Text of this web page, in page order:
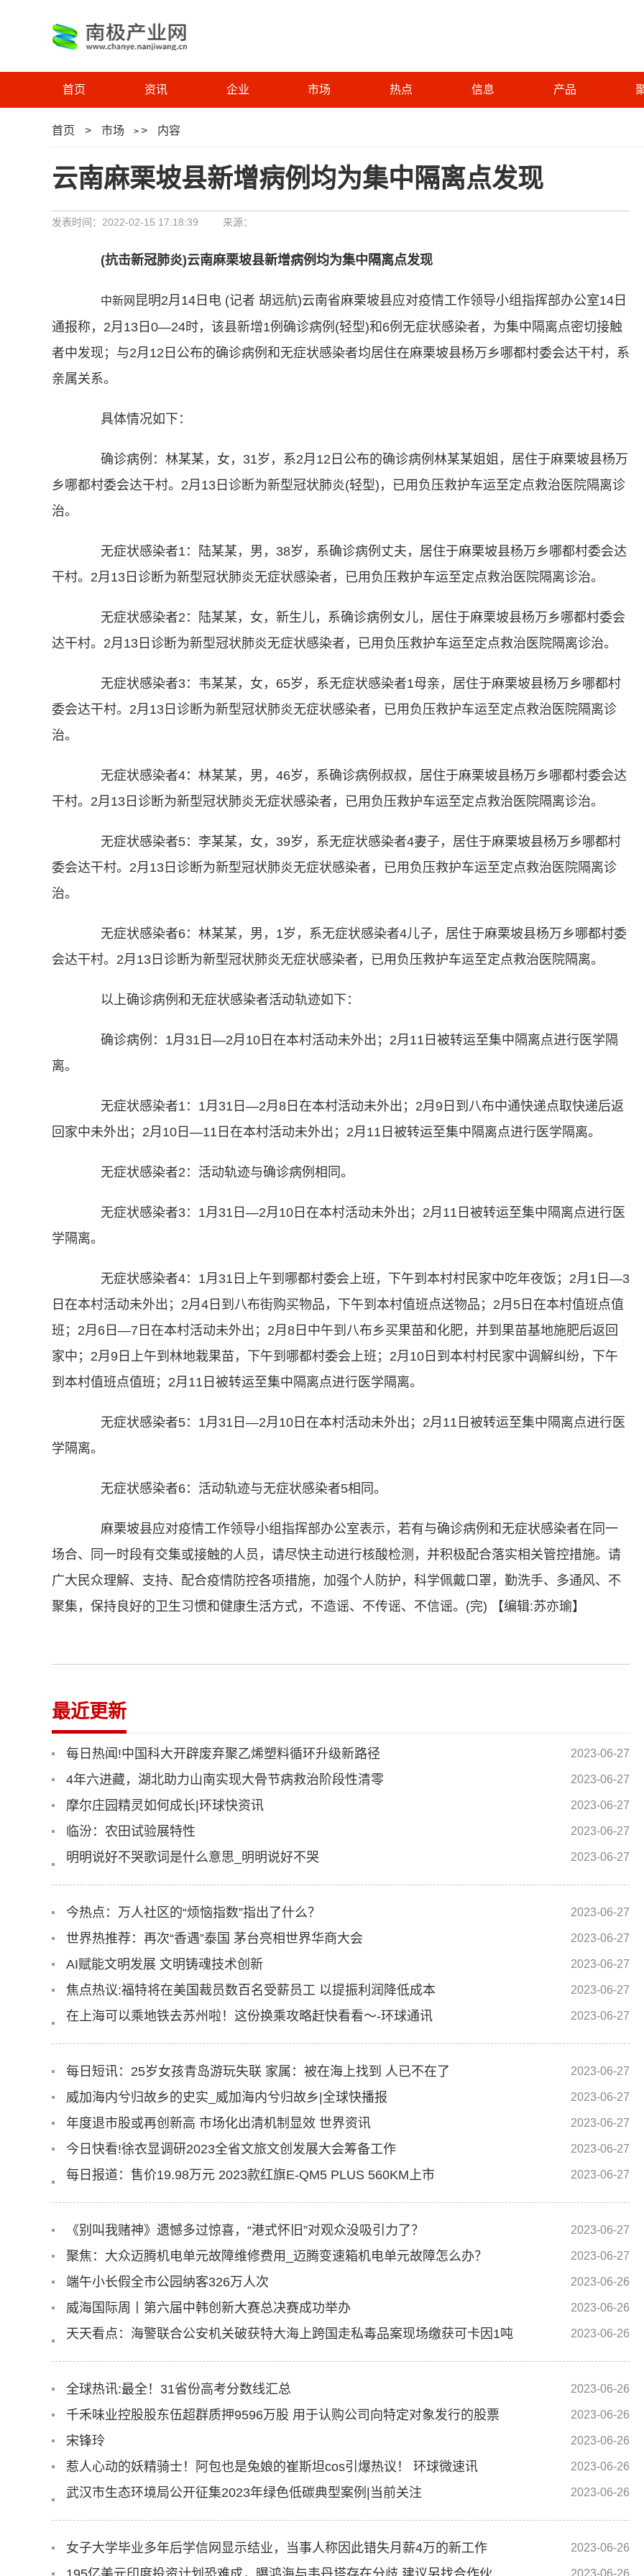
首页 资讯 企业 市场 热点 信息 产品
首页 > 市场 > > 内容
云南麻栗坡县新增病例均为集中隔离点发现
发表时间：2022-02-15 17:18:39 来源：
(抗击新冠肺炎)云南麻栗坡县新增病例均为集中隔离点发现
中新网 昆明2月14日电 (记者 胡远航)云南省麻栗坡县应对疫情工作领导小组指挥部办公室14日
通报称，2月13日0—24时，该县新增1例确诊病例(轻型)和6例无症状感染者，为集中隔离点密切接触
者中发现；与2月12日公布的确诊病例和无症状感染者均居住在麻栗坡县杨万乡哪都村委会达干村，系
亲属关系。
具体情况如下：
确诊病例：林某某，女，31岁，系2月12日公布的确诊病例林某某姐姐，居住于麻栗坡县杨万
乡哪都村委会达干村。2月13日诊断为新型冠状肺炎(轻型)，已用负压救护车运至定点救治医院隔离诊
治。
无症状感染者1：陆某某，男，38岁，系确诊病例丈夫，居住于麻栗坡县杨万乡哪都村委会达
干村。2月13日诊断为新型冠状肺炎无症状感染者，已用负压救护车运至定点救治医院隔离诊治。
无症状感染者2：陆某某，女，新生儿，系确诊病例女儿，居住于麻栗坡县杨万乡哪都村委会
达干村。2月13日诊断为新型冠状肺炎无症状感染者，已用负压救护车运至定点救治医院隔离诊治。
无症状感染者3：韦某某，女，65岁，系无症状感染者1母亲，居住于麻栗坡县杨万乡哪都村
委会达干村。2月13日诊断为新型冠状肺炎无症状感染者，已用负压救护车运至定点救治医院隔离诊
治。
无症状感染者4：林某某，男，46岁，系确诊病例叔叔，居住于麻栗坡县杨万乡哪都村委会达
干村。2月13日诊断为新型冠状肺炎无症状感染者，已用负压救护车运至定点救治医院隔离诊治。
无症状感染者5：李某某，女，39岁，系无症状感染者4妻子，居住于麻栗坡县杨万乡哪都村
委会达干村。2月13日诊断为新型冠状肺炎无症状感染者，已用负压救护车运至定点救治医院隔离诊
治。
无症状感染者6：林某某，男，1岁，系无症状感染者4儿子，居住于麻栗坡县杨万乡哪都村委
会达干村。2月13日诊断为新型冠状肺炎无症状感染者，已用负压救护车运至定点救治医院隔离。
以上确诊病例和无症状感染者活动轨迹如下：
确诊病例：1月31日—2月10日在本村活动未外出；2月11日被转运至集中隔离点进行医学隔
离。
无症状感染者1：1月31日—2月8日在本村活动未外出；2月9日到八布中通快递点取快递后返
回家中未外出；2月10日—11日在本村活动未外出；2月11日被转运至集中隔离点进行医学隔离。
无症状感染者2：活动轨迹与确诊病例相同。
无症状感染者3：1月31日—2月10日在本村活动未外出；2月11日被转运至集中隔离点进行医
学隔离。
无症状感染者4：1月31日上午到哪都村委会上班，下午到本村村民家中吃年夜饭；2月1日—3
日在本村活动未外出；2月4日到八布街购买物品，下午到本村值班点送物品；2月5日在本村值班点值
班；2月6日—7日在本村活动未外出；2月8日中午到八布乡买果苗和化肥，并到果苗基地施肥后返回
家中；2月9日上午到林地栽果苗，下午到哪都村委会上班；2月10日到本村村民家中调解纠纷，下午
到本村值班点值班；2月11日被转运至集中隔离点进行医学隔离。
无症状感染者5：1月31日—2月10日在本村活动未外出；2月11日被转运至集中隔离点进行医
学隔离。
无症状感染者6：活动轨迹与无症状感染者5相同。
麻栗坡县应对疫情工作领导小组指挥部办公室表示，若有与确诊病例和无症状感染者在同一
场合、同一时段有交集或接触的人员，请尽快主动进行核酸检测，并积极配合落实相关管控措施。请
广大民众理解、支持、配合疫情防控各项措施，加强个人防护，科学佩戴口罩，勤洗手、多通风、不
聚集，保持良好的卫生习惯和健康生活方式，不造谣、不传谣、不信谣。(完)
【编辑:苏亦瑜】
最近更新
每日热闻!中国科大开辟废弃聚乙烯塑料循环升级新路径 2023-06-27
4年六进藏，湖北助力山南实现大骨节病救治阶段性清零 2023-06-27
摩尔庄园精灵如何成长|环球快资讯 2023-06-27
临汾：农田试验展特性 2023-06-27
明明说好不哭歌词是什么意思_明明说好不哭 2023-06-27
今热点：万人社区的“烦恼指数”指出了什么？ 2023-06-27
世界热推荐：再次“香遇”泰国 茅台亮相世界华商大会 2023-06-27
AI赋能文明发展 文明铸魂技术创新 2023-06-27
焦点热议:福特将在美国裁员数百名受薪员工 以提振利润降低成本 2023-06-27
在上海可以乘地铁去苏州啦！这份换乘攻略赶快看看～-环球通讯 2023-06-27
每日短讯：25岁女孩青岛游玩失联 家属：被在海上找到 人已不在了 2023-06-27
威加海内兮归故乡的史实_威加海内兮归故乡|全球快播报 2023-06-27
年度退市股或再创新高 市场化出清机制显效 世界资讯 2023-06-27
今日快看!徐衣显调研2023全省文旅文创发展大会筹备工作 2023-06-27
每日报道：售价19.98万元 2023款红旗E-QM5 PLUS 560KM上市 2023-06-27
《别叫我赌神》遗憾多过惊喜，“港式怀旧”对观众没吸引力了？ 2023-06-27
聚焦：大众迈腾机电单元故障维修费用_迈腾变速箱机电单元故障怎么办？ 2023-06-27
端午小长假全市公园纳客326万人次 2023-06-26
威海国际周丨第六届中韩创新大赛总决赛成功举办 2023-06-26
天天看点：海警联合公安机关破获特大海上跨国走私毒品案现场缴获可卡因1吨 2023-06-26
全球热讯:最全！31省份高考分数线汇总 2023-06-26
千禾味业控股股东伍超群质押9596万股 用于认购公司向特定对象发行的股票 2023-06-26
宋锋玲 2023-06-26
惹人心动的妖精骑士！阿包也是兔娘的崔斯坦cos引爆热议！ 环球微速讯 2023-06-26
武汉市生态环境局公开征集2023年绿色低碳典型案例|当前关注 2023-06-26
女子大学毕业多年后学信网显示结业，当事人称因此错失月薪4万的新工作 2023-06-26
2023-06-26